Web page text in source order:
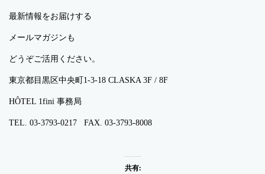
最新情報をお届けする
メールマガジンも
どうぞご活用ください。
東京都目黒区中央町1-3-18 CLASKA 3F / 8F
HÔTEL 1fini 事務局​
TEL. 03-3793-0217 FAX. 03-3793-8008
共有: